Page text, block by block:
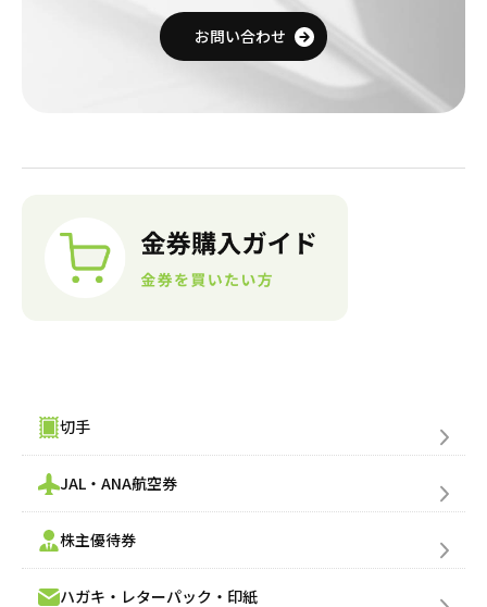
切手
JAL・ANA航空券
株主優待券
ハガキ・レターパック・印紙
お問い合わせ